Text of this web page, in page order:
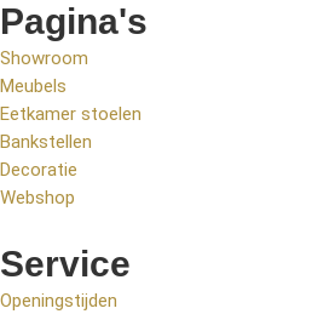
Pagina's
Showroom
Meubels
Eetkamer stoelen
Bankstellen
Decoratie
Webshop
Service
Openingstijden